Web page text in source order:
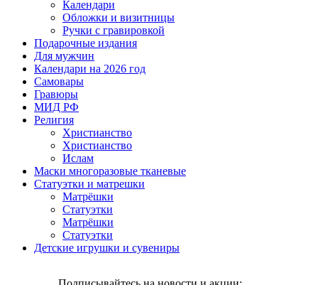
Календари
Обложки и визитницы
Ручки с гравировкой
Подарочные издания
Для мужчин
Календари на 2026 год
Самовары
Гравюры
МИД РФ
Религия
Христианство
Христианство
Ислам
Маски многоразовые тканевые
Статуэтки и матрешки
Матрёшки
Статуэтки
Матрёшки
Статуэтки
Детские игрушки и сувениры